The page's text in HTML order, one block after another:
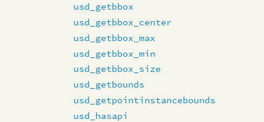
usd_getbbox
usd_getbbox_center
usd_getbbox_max
usd_getbbox_min
usd_getbbox_size
usd_getbounds
usd_getpointinstancebounds
usd_hasapi